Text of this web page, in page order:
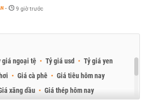
- 9 giờ trước
giá ngoại tệ Tỷ giá usd
Tỷ giá yen
Giá cà phê
Giá tiêu hôm nay
xăng dầu
Giá thép hôm nay